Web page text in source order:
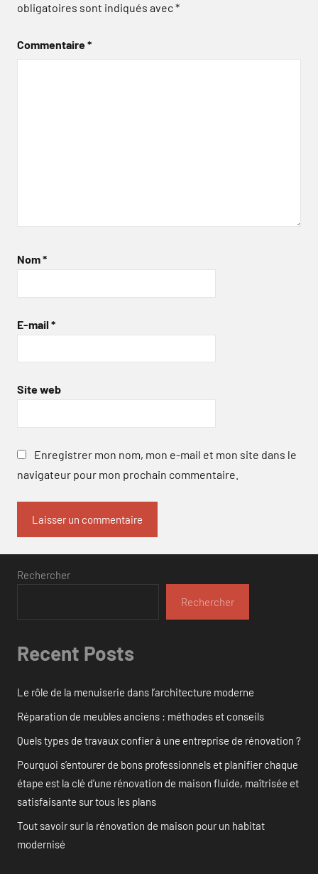
obligatoires sont indiqués avec*
Commentaire*
Nom*
E-mail *
Site web
Enregistrer mon nom, mon e-mail et mon site dans le
navigateur pour mon prochain commentaire.
Rechercher
Rechercher
Recent Posts
Le rôle de la menuiserie dans l’architecture moderne
Réparation de meubles anciens : méthodes et conseils
Quels types de travaux confier à une entreprise de rénovation ?
Pourquoi s’entourer de bons professionnels et planifier chaque
étape est la clé d’une rénovation de maison fluide, maîtrisée et
satisfaisante sur tous les plans
Tout savoir sur la rénovation de maison pour un habitat
modernisé